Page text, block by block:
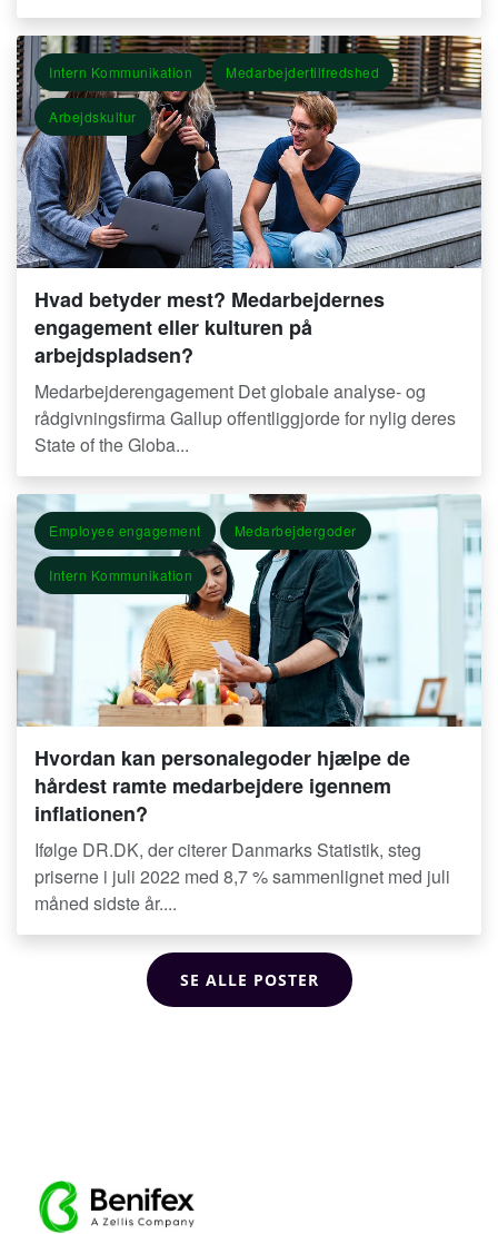
Intern Kommunikation Medarbejdertilfredshed
Arbejdskultur
Hvad betyder mest? Medarbejdernes
engagement eller kulturen på
arbejdspladsen?
Medarbejderengagement Det globale analyse- og
rådgivningsfirma Gallup offentliggjorde for nylig deres
State of the Globa...
Employee engagement Medarbejdergoder
Intern Kommunikation
Hvordan kan personalegoder hjælpe de
hårdest ramte medarbejdere igennem
inflationen?
Ifølge DR.DK, der citerer Danmarks Statistik, steg
priserne i juli 2022 med 8,7 % sammenlignet med juli
måned sidste år....
SE ALLE POSTER